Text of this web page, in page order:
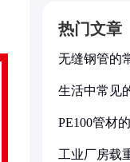
热门文章
无缝钢管的
生活中常见
PE100管材
工业厂房载